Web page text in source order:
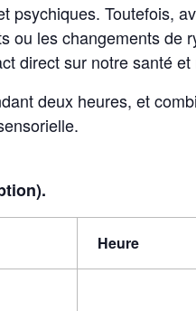
Toutefois,
ou les changements de
direct sur notre santé
deux heures, et
Heure